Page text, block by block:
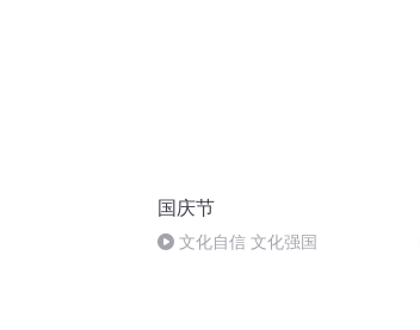
国庆节
文化自信 文化强国